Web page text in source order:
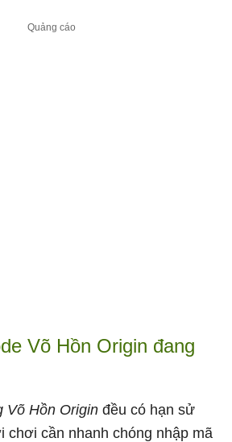
Võ Hồn Origin đang
Võ Hồn Origin đều có hạn sử
chơi cần nhanh chóng nhập mã